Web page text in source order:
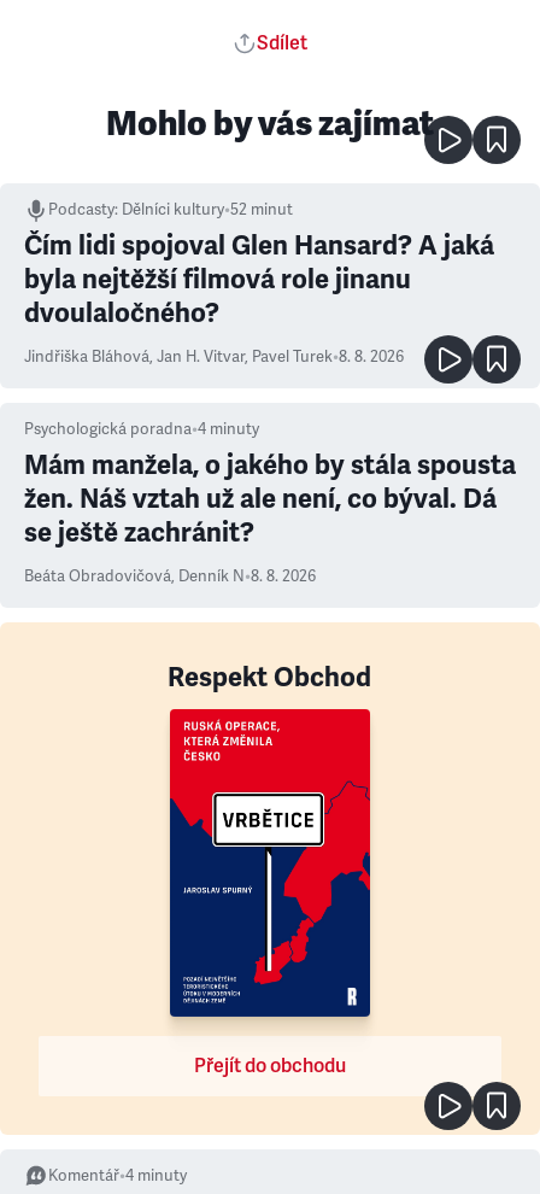
Sdílet
Mohlo by vás zajímat
Podcasty: Dělníci kultury•52 minut
Čím lidi spojoval Glen Hansard? A jaká
byla nejtěžší filmová role jinanu
dvoulaločného?
Jindřiška Bláhová, Jan H. Vitvar, Pavel Turek•8. 8. 2026
Psychologická poradna•4 minuty
Mám manžela, o jakého by stála spousta
žen. Náš vztah už ale není, co býval. Dá
se ještě zachránit?
Beáta Obradovičová, Denník N•8. 8. 2026
Respekt Obchod
Přejít do obchodu
Komentář•4 minuty